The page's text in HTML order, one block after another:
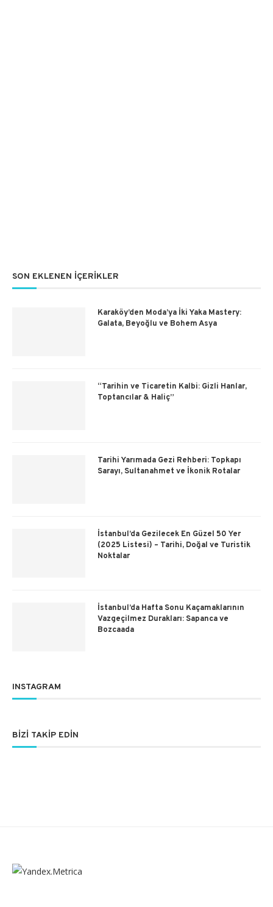
SON EKLENEN İÇERIKLER
Karaköy’den Moda’ya İki Yaka Mastery:
Galata, Beyoğlu ve Bohem Asya
“Tarihin ve Ticaretin Kalbi: Gizli Hanlar,
Toptancılar & Haliç”
Tarihi Yarımada Gezi Rehberi: Topkapı
Sarayı, Sultanahmet ve İkonik Rotalar
İstanbul’da Gezilecek En Güzel 50 Yer
(2025 Listesi) – Tarihi, Doğal ve Turistik
Noktalar
İstanbul’da Hafta Sonu Kaçamaklarının
Vazgeçilmez Durakları: Sapanca ve
Bozcaada
INSTAGRAM
BIZI TAKIP EDIN